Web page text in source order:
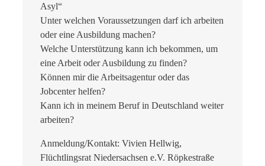
Asyl“
Unter welchen Voraussetzungen darf ich arbeiten
oder eine Ausbildung machen?
Welche Unterstützung kann ich bekommen, um
eine Arbeit oder Ausbildung zu finden?
Können mir die Arbeitsagentur oder das
Jobcenter helfen?
Kann ich in meinem Beruf in Deutschland weiter
arbeiten?
Anmeldung/Kontakt: Vivien Hellwig,
Flüchtlingsrat Niedersachsen e.V. Röpkestraße